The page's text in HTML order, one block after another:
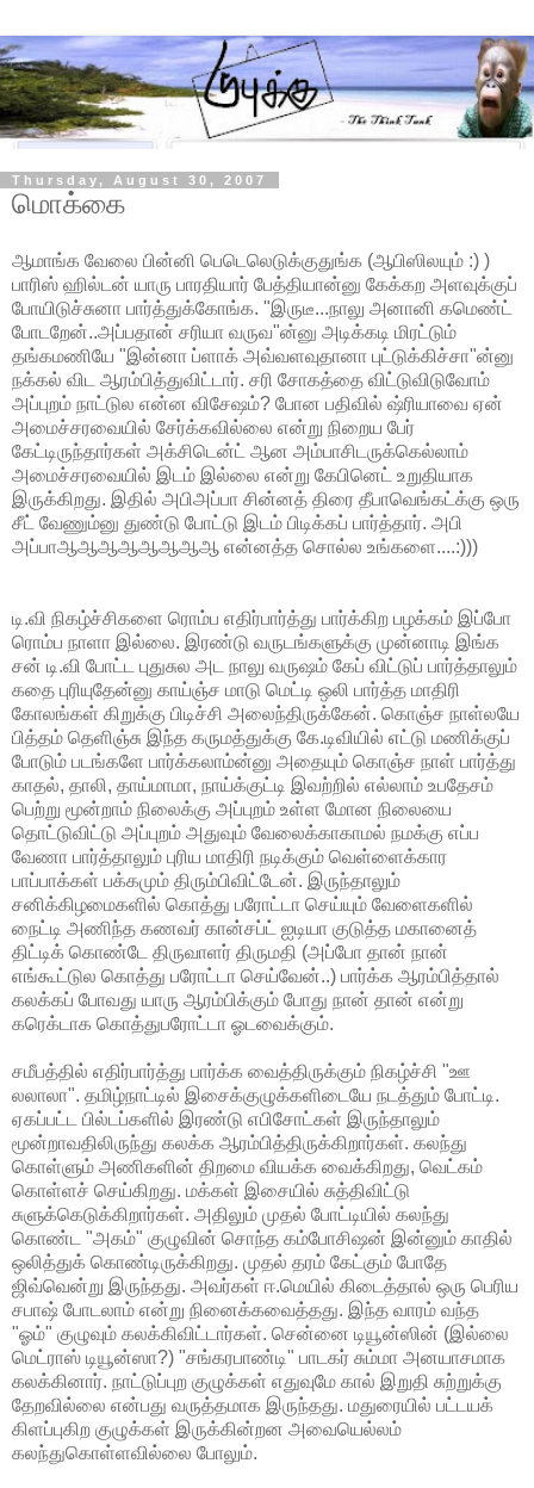
Thursday, August 30, 2007
மொக்கை
ஆமாங்க வேலை பின்னி பெடெலெடுக்குதுங்க (ஆபிஸிலயும் :) )
பாரிஸ் ஹில்டன் யாரு பாரதியார் பேத்தியான்னு கேக்கற அளவுக்குப்
போயிடுச்சுனா பார்த்துக்கோங்க. "இருடீ...நாலு அனானி கமெண்ட்
போடறேன்..அப்பதான் சரியா வருவ"ன்னு அடிக்கடி மிரட்டும்
தங்கமணியே "இன்னா ப்ளாக் அவ்வளவுதானா புட்டுக்கிச்சா"ன்னு
நக்கல் விட ஆரம்பித்துவிட்டார். சரி சோகத்தை விட்டுவிடுவோம்
அப்புறம் நாட்டுல என்ன விசேஷம்? போன பதிவில் ஷ்ரியாவை ஏன்
அமைச்சரவையில் சேர்க்கவில்லை என்று நிறைய பேர்
கேட்டிருந்தார்கள் அக்சிடென்ட் ஆன அம்பாசிடருக்கெல்லாம்
அமைச்சரவையில் இடம் இல்லை என்று கேபினெட் உறுதியாக
இருக்கிறது. இதில் அபிஅப்பா சின்னத் திரை தீபாவெங்கட்க்கு ஒரு
சீட் வேணும்னு துண்டு போட்டு இடம் பிடிக்கப் பார்த்தார். அபி
அப்பாஆஆஆஆஆஆஆஆ என்னத்த சொல்ல உங்களை....:)))
டி.வி நிகழ்ச்சிகளை ரொம்ப எதிர்பார்த்து பார்க்கிற பழக்கம் இப்போ
ரொம்ப நாளா இல்லை. இரண்டு வருடங்களுக்கு முன்னாடி இங்க
சன் டி.வி போட்ட புதுசுல அட நாலு வருஷம் கேப் விட்டுப் பார்த்தாலும்
கதை புரியுதேன்னு காய்ஞ்ச மாடு மெட்டி ஒலி பார்த்த மாதிரி
கோலங்கள் கிறுக்கு பிடிச்சி அலைந்திருக்கேன். கொஞ்ச நாள்லயே
பித்தம் தெளிஞ்சு இந்த கருமத்துக்கு கே.டிவியில் எட்டு மணிக்குப்
போடும் படங்களே பார்க்கலாம்ன்னு அதையும் கொஞ்ச நாள் பார்த்து
காதல், தாலி, தாய்மாமா, நாய்க்குட்டி இவற்றில் எல்லாம் உபதேசம்
பெற்று மூன்றாம் நிலைக்கு அப்புறம் உள்ள மோன நிலையை
தொட்டுவிட்டு அப்புறம் அதுவும் வேலைக்காகாமல் நமக்கு எப்ப
வேணா பார்த்தாலும் புரிய மாதிரி நடிக்கும் வெள்ளைக்கார
பாப்பாக்கள் பக்கமும் திரும்பிவிட்டேன். இருந்தாலும்
சனிக்கிழமைகளில் கொத்து பரோட்டா செய்யும் வேளைகளில்
நைட்டி அணிந்த கணவர் கான்சப்ட் ஐடியா குடுத்த மகானைத்
திட்டிக் கொண்டே திருவாளர் திருமதி (அப்போ தான் நான்
எங்கூட்டுல கொத்து பரோட்டா செய்வேன்..) பார்க்க ஆரம்பித்தால்
கலக்கப் போவது யாரு ஆரம்பிக்கும் போது நான் தான் என்று
கரெக்டாக கொத்துபரோட்டா ஓடவைக்கும்.
சமீபத்தில் எதிர்பார்த்து பார்க்க வைத்திருக்கும் நிகழ்ச்சி "ஊ
லலாலா". தமிழ்நாட்டில் இசைக்குழுக்களிடையே நடத்தும் போட்டி.
ஏகப்பட்ட பில்டப்களில் இரண்டு எபிசோட்கள் இருந்தாலும்
மூன்றாவதிலிருந்து கலக்க ஆரம்பித்திருக்கிறார்கள். கலந்து
கொள்ளும் அணிகளின் திறமை வியக்க வைக்கிறது, வெட்கம்
கொள்ளச் செய்கிறது. மக்கள் இசையில் சுத்திவிட்டு
சுளுக்கெடுக்கிறார்கள். அதிலும் முதல் போட்டியில் கலந்து
கொண்ட "அகம்" குழுவின் சொந்த கம்போசிஷன் இன்னும் காதில்
ஒலித்துக் கொண்டிருக்கிறது. முதல் தரம் கேட்கும் போதே
ஜிவ்வென்று இருந்தது. அவர்கள் ஈ.மெயில் கிடைத்தால் ஒரு பெரிய
சபாஷ் போடலாம் என்று நினைக்கவைத்தது. இந்த வாரம் வந்த
"ஓம்" குழுவும் கலக்கிவிட்டார்கள். சென்னை டியூன்ஸின் (இல்லை
மெட்ராஸ் டியூன்ஸா?) "சங்கரபாண்டி" பாடகர் சும்மா அனயாசமாக
கலக்கினார். நாட்டுப்புற குழுக்கள் எதுவுமே கால் இறுதி சுற்றுக்கு
தேறவில்லை என்பது வருத்தமாக இருந்தது. மதுரையில் பட்டயக்
கிளப்புகிற குழுக்கள் இருக்கின்றன அவையெல்லம்
கலந்துகொள்ளவில்லை போலும்.